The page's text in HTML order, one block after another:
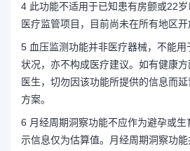
4 此功能不适用于已知患有房颤或22
医疗监管项目，目前尚未在所有地区开
5 血压监测功能并非医疗器械，不能
状况，亦不构成医疗建议。如有健康
医生，切勿因该功能所提供的信息而
方案。
6 月经周期洞察功能不应作为避孕或
示信息仅为估算值。月经周期洞察功